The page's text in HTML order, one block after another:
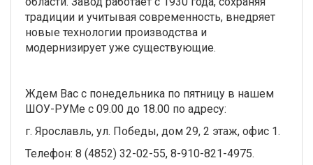
традиции и учитывая современность, внедряет
новые технологии производства и
модернизирует уже существующие.
Ждем Вас с понедельника по пятницу в нашем
ШОУ-РУМе с 09.00 до 18.00 по адресу:
г. Ярославль, ул. Победы, дом 29, 2 этаж, офис 1.
Телефон: 8 (4852) 32-02-55, 8-910-821-4975.